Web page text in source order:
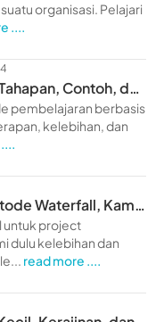
organisasi. Pelajari
....
Contoh, dan
pembelajaran berbasis
kelebihan, dan
Waterfall, Kamu
untuk project
dulu kelebihan dan
read more ....